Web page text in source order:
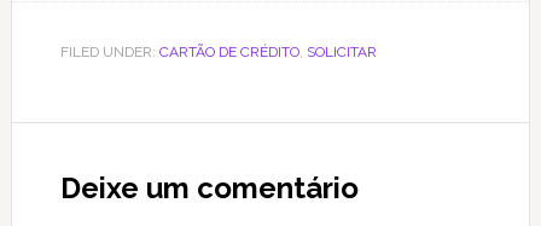
FILED UNDER: CARTÃO DE CRÉDITO, SOLICITAR
Interactions
Deixe um comentário